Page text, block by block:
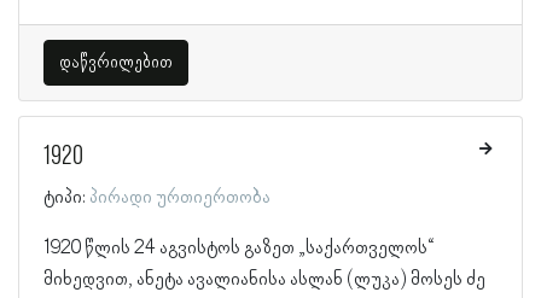
დაწვრილებით
1920
ტიპი: პირადი ურთიერთობა
1920 წლის 24 აგვისტოს გაზეთ „საქართველოს“
მიხედვით, ანეტა ავალიანისა ასლან (ლუკა) მოსეს ძე